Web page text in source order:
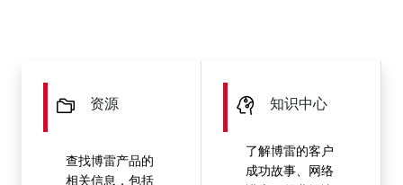
资源
查找博雷产品的
相关信息，包括
知识中心
了解博雷的客户
成功故事、网络